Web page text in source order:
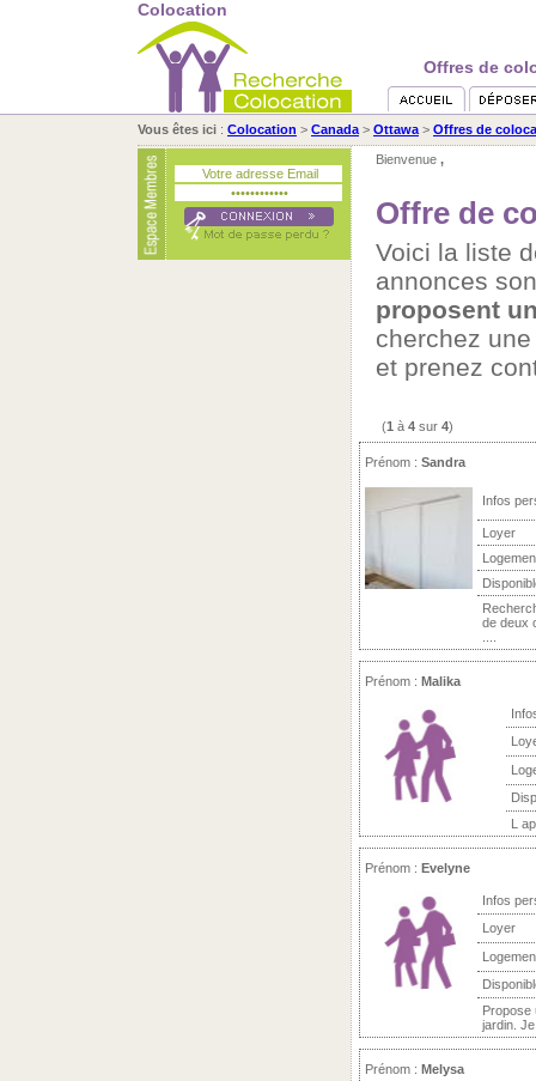
Colocation
Offres de
Vous êtes ici : Colocation > Canada > Ottawa > Offres de
Bienvenue ,
Offre de
Voici la liste
annonces
proposent
cherchez
et prenez
(1 à 4 sur 4)
Prénom : Sandra
Infos
Loyer
de deux
Prénom : Malika
L
Prénom : Evelyne
Infos
Loyer
Propose
jardin.
Prénom : Melysa